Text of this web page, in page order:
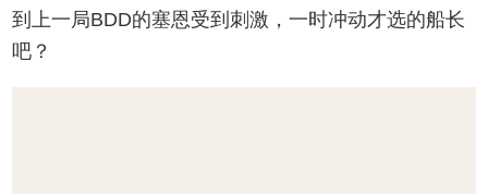
到上一局BDD的塞恩受到刺激，一时冲动才选的船长
吧？